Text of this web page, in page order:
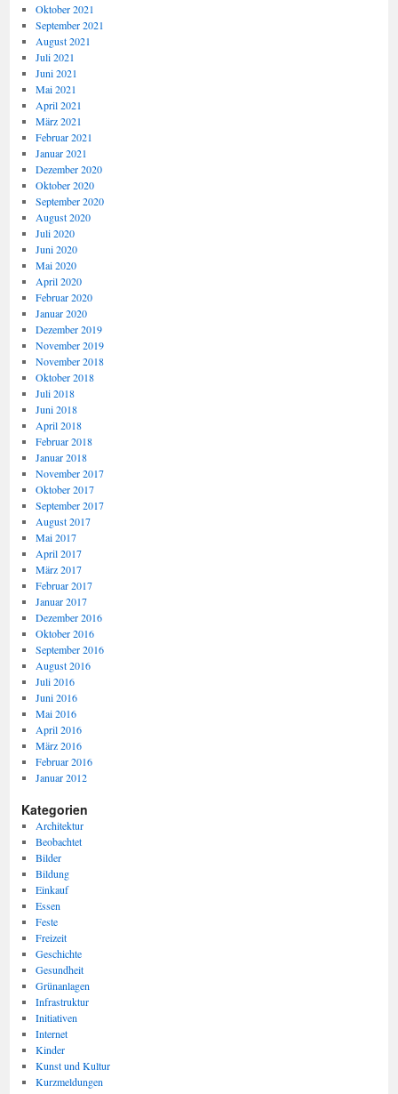
Oktober 2021
September 2021
August 2021
Juli 2021
Juni 2021
Mai 2021
April 2021
März 2021
Februar 2021
Januar 2021
Dezember 2020
Oktober 2020
September 2020
August 2020
Juli 2020
Juni 2020
Mai 2020
April 2020
Februar 2020
Januar 2020
Dezember 2019
November 2019
November 2018
Oktober 2018
Juli 2018
Juni 2018
April 2018
Februar 2018
Januar 2018
November 2017
Oktober 2017
September 2017
August 2017
Mai 2017
April 2017
März 2017
Februar 2017
Januar 2017
Dezember 2016
Oktober 2016
September 2016
August 2016
Juli 2016
Juni 2016
Mai 2016
April 2016
März 2016
Februar 2016
Januar 2012
Kategorien
Architektur
Beobachtet
Bilder
Bildung
Einkauf
Essen
Feste
Freizeit
Geschichte
Gesundheit
Grünanlagen
Infrastruktur
Initiativen
Internet
Kinder
Kunst und Kultur
Kurzmeldungen